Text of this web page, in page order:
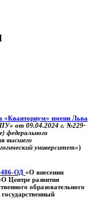
«Кванториум» имени Льва
от 09.04.2024 г. №229-
федерального
высшего
университет»)
ОД «О внесении
Центре развития
образовательного